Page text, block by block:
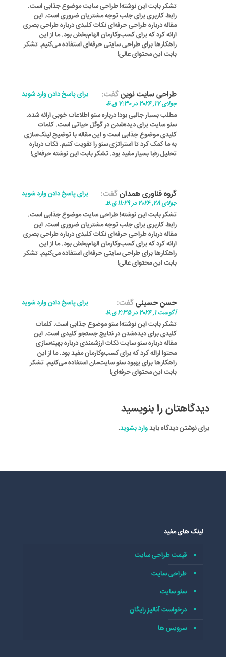
تشکر بابت این نوشته! طراحی سایت موضوع جذابی است.
رابط کاربری برای جلب توجه مشتریان ضروری است. این
مقاله درباره طراحی حرفه‌ای نکات کلیدی درباره طراحی بصری
ارائه کرد که برای کسب‌وکارمان الهام‌بخش بود. ما از این
راهکارها برای طراحی سایتی حرفه‌ای استفاده می‌کنیم. تشکر
بابت این محتوای عالی!
طراحی سایت نوینگفت:
جولای 17, 2026 در 7:30 ق.ظ
مطلب بسیار جالبی بود! درباره سئو اطلاعات خوبی ارائه شده.
سئو سایت برای دیده‌شدن در گوگل حیاتی است. کلمات
کلیدی موضوع جذابی است و این مقاله با توضیح لینک‌سازی
به ما کمک کرد تا استراتژی سئو را تقویت کنیم. نکات درباره
تحلیل رقبا بسیار مفید بود. تشکر بابت این نوشته حرفه‌ای!
برای پاسخ دادن وارد شوید
گروه فناوری همدانگفت:
جولای 28, 2026 در 11:29 ق.ظ
تشکر بابت این نوشته! طراحی سایت موضوع جذابی است.
رابط کاربری برای جلب توجه مشتریان ضروری است. این
مقاله درباره طراحی حرفه‌ای نکات کلیدی درباره طراحی بصری
ارائه کرد که برای کسب‌وکارمان الهام‌بخش بود. ما از این
راهکارها برای طراحی سایتی حرفه‌ای استفاده می‌کنیم. تشکر
بابت این محتوای عالی!
برای پاسخ دادن وارد شوید
حسن حسینیگفت:
آگوست 1, 2026 در 2:35 ق.ظ
تشکر بابت این نوشته! سئو موضوع جذابی است. کلمات
کلیدی برای دیده‌شدن در نتایج جستجو کلیدی است. این
مقاله درباره سئو سایت نکات ارزشمندی درباره بهینه‌سازی
محتوا ارائه کرد که برای کسب‌وکارمان مفید بود. ما از این
راهکارها برای بهبود سئو سایت‌مان استفاده می‌کنیم. تشکر
بابت این محتوای حرفه‌ای!
برای پاسخ دادن وارد شوید
دیدگاهتان را بنویسید
برای نوشتن دیدگاه بایدوارد بشوید.
لینک های مفید
قیمت طراحی سایت
طراحی سایت
سئو سایت
درخواست آنالیز رایگان
سرویس ها